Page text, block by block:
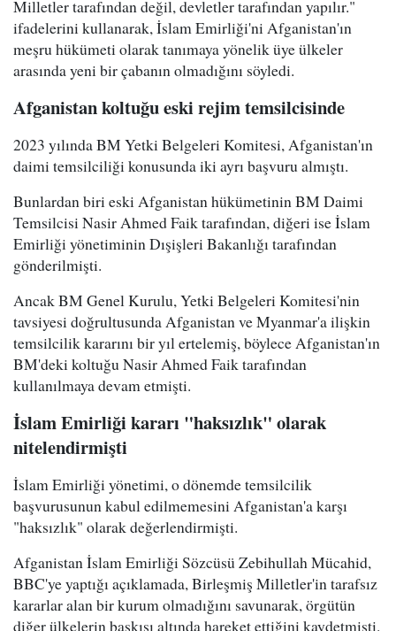
Milletler tarafından değil, devletler tarafından yapılır."
ifadelerini kullanarak, İslam Emirliği'ni Afganistan'ın
meşru hükümeti olarak tanımaya yönelik üye ülkeler
arasında yeni bir çabanın olmadığını söyledi.
Afganistan koltuğu eski rejim temsilcisinde
2023 yılında BM Yetki Belgeleri Komitesi, Afganistan'ın
daimi temsilciliği konusunda iki ayrı başvuru almıştı.
Bunlardan biri eski Afganistan hükümetinin BM Daimi
Temsilcisi Nasir Ahmed Faik tarafından, diğeri ise İslam
Emirliği yönetiminin Dışişleri Bakanlığı tarafından
gönderilmişti.
Ancak BM Genel Kurulu, Yetki Belgeleri Komitesi'nin
tavsiyesi doğrultusunda Afganistan ve Myanmar'a ilişkin
temsilcilik kararını bir yıl ertelemiş, böylece Afganistan'ın
BM'deki koltuğu Nasir Ahmed Faik tarafından
kullanılmaya devam etmişti.
İslam Emirliği kararı "haksızlık" olarak
nitelendirmişti
İslam Emirliği yönetimi, o dönemde temsilcilik
başvurusunun kabul edilmemesini Afganistan'a karşı
"haksızlık" olarak değerlendirmişti.
Afganistan İslam Emirliği Sözcüsü Zebihullah Mücahid,
BBC'ye yaptığı açıklamada, Birleşmiş Milletler'in tarafsız
kararlar alan bir kurum olmadığını savunarak, örgütün
diğer ülkelerin baskısı altında hareket ettiğini kaydetmişti.